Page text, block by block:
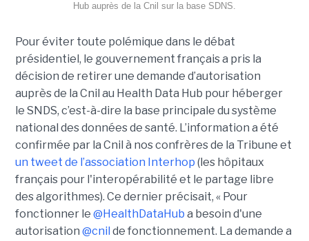
Hub auprès de la Cnil sur la base SDNS.
Pour éviter toute polémique dans le débat
présidentiel, le gouvernement français a pris la
décision de retirer une demande d’autorisation
auprès de la Cnil au Health Data Hub pour héberger
le SNDS, c’est-à-dire la base principale du système
national des données de santé. L’information a été
confirmée par la Cnil à nos confrères de la Tribune et
un tweet de l’association Interhop (les hôpitaux
français pour l'interopérabilité et le partage libre
des algorithmes). Ce dernier précisait, « Pour
fonctionner le @HealthDataHub a besoin d'une
autorisation @cnil de fonctionnement. La demande a